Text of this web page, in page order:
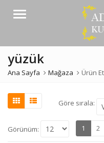
Menü
yüzük
Ana Sayfa Mağaza Ürün
Göre sırala:
Görünüm: 1 2